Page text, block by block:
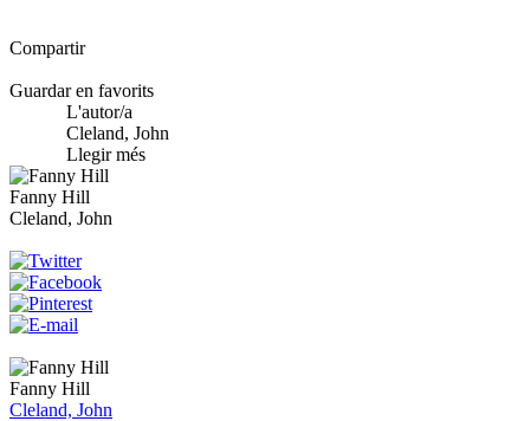
Compartir
Guardar en favorits
L'autor/a
Cleland, John
Llegir més
Fanny Hill
Cleland, John
Fanny Hill
Cleland, John